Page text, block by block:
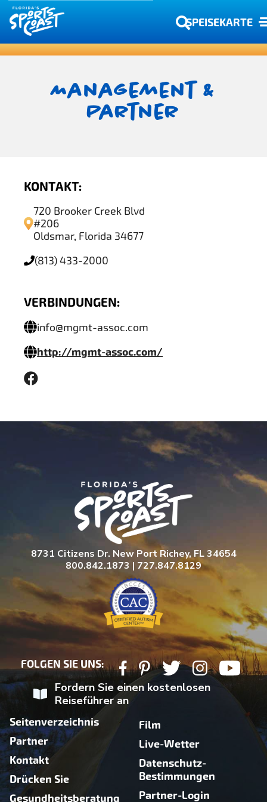
SPEISEKARTE
Management &
Partner
KONTAKT:
720 Brooker Creek Blvd
#206
Oldsmar, Florida 34677
(813) 433-2000
VERBINDUNGEN:
info@mgmt-assoc.com
http://mgmt-assoc.com/
8731 Citizens Dr. New Port Richey, FL 34654
800.842.1873 | 727.847.8129
FOLGEN SIE UNS:
Fordern Sie einen kostenlosen
Reiseführer an
Seitenverzeichnis
Partner
Kontakt
Drücken Sie
Gesundheitsberatung
Film
Live-Wetter
Datenschutz-
Bestimmungen
Partner-Login